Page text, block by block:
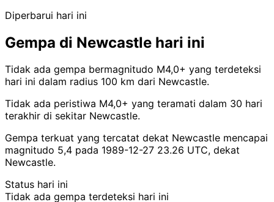
Diperbarui hari ini
Gempa di Newcastle hari ini
Tidak ada gempa bermagnitudo M4,0+ yang terdeteksi
hari ini dalam radius 100 km dari Newcastle.
Tidak ada peristiwa M4,0+ yang teramati dalam 30 hari
terakhir di sekitar Newcastle.
Gempa terkuat yang tercatat dekat Newcastle mencapai
magnitudo 5,4 pada 1989-12-27 23.26 UTC, dekat
Newcastle.
Status hari ini
Tidak ada gempa terdeteksi hari ini